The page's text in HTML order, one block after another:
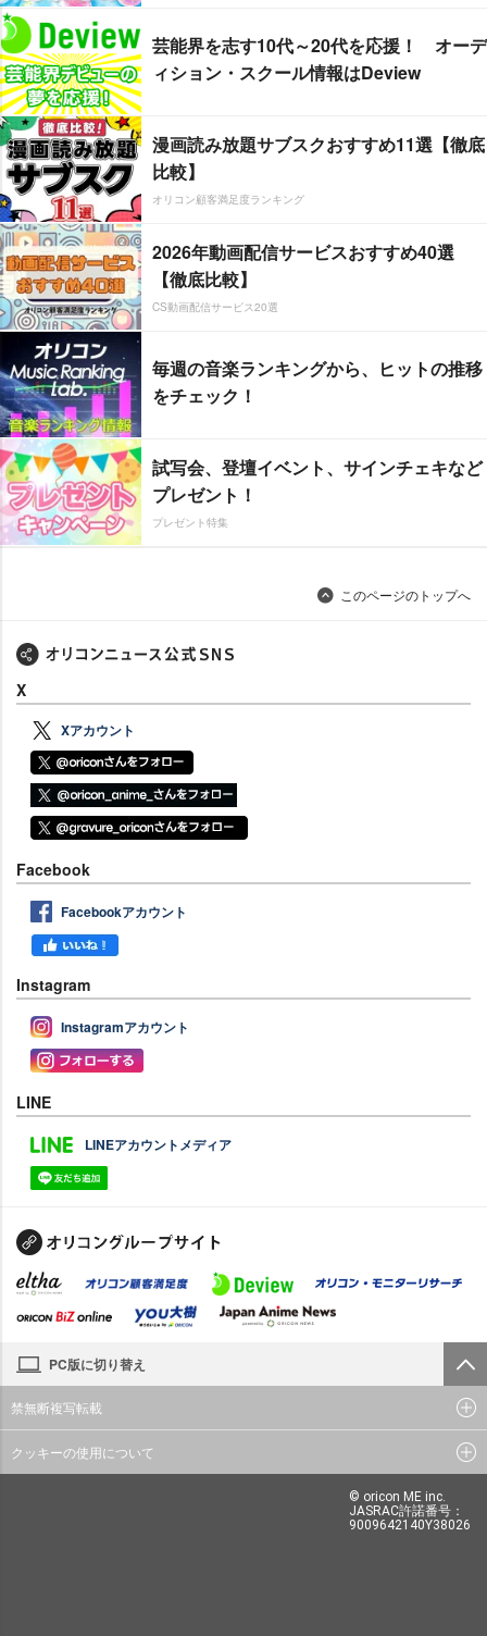
芸能界を志す10代～20代を応援！ オーデ
ィション・スクール情報はDeview
漫画読み放題サブスクおすすめ11選【徹底
比較】
オリコン顧客満足度ランキング
2026年動画配信サービスおすすめ40選
【徹底比較】
CS動画配信サービス20選
毎週の音楽ランキングから、ヒットの推移
をチェック！
試写会、登壇イベント、サインチェキなど
プレゼント！
プレゼント特集
このページのトップへ
X
Xアカウント
Facebook
Facebookアカウント
Instagram
Instagramアカウント
LINE
LINEアカウントメディア
PC版に切り替え
禁無断複写転載
クッキーの使用について
© oricon ME inc.
JASRAC許諾番号：
9009642140Y38026